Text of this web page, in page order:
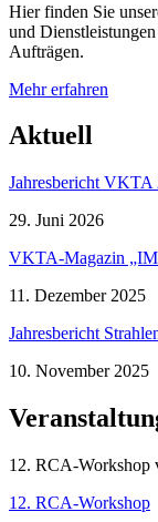
Hier finden Sie
und
Aufträgen.
Mehr erfahren
Aktuell
Jahresbericht VKTA
29. Juni 2026
VKTA-Magazin
11. Dezember 2025
Jahresbericht
10. November 2025
12. RCA-Workshop
12. RCA-Workshop